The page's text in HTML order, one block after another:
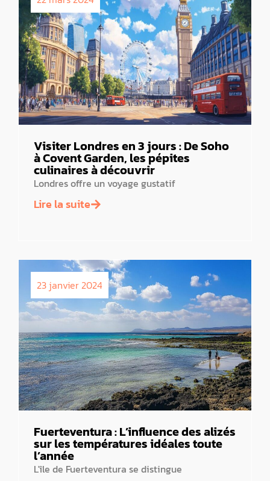
Visiter Londres en 3 jours : De Soho
à Covent Garden, les pépites
culinaires à découvrir
Londres offre un voyage gustatif
Lire la suite
23 janvier 2024
Fuerteventura : L’influence des alizés
sur les températures idéales toute
l’année
L'île de Fuerteventura se distingue